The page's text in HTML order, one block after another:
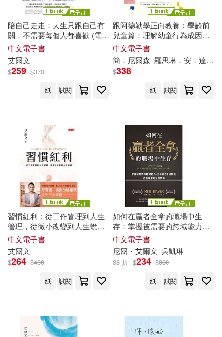
陪自己走走：人生只跟自己有
關，不需要每個人都喜歡 (電子
書)
中文電子書
艾爾文
$259 $370
紙
試閱
跟阿德勒學正向教養：學齡前
兒童篇：理解幼童行為成因，
幫助孩子適性發展、培養生活
技能 (電子書)
中文電子書
簡．尼爾森 羅思琳．安．達菲
$338
紙 試閱
習慣紅利：從工作管理到人生
管理，從微小改變到人生蛻變
(電子書)
中文電子書
艾爾文
$264 $400
紙
試閱
如何在贏者全拿的職場中生
存：掌握被需要的跨域能力、
分析自己最適職能、打造專屬
的生涯策略 (電子書)
中文電子書
尼爾・ 艾爾文 吳凱琳
88 折 $234 $380
紙
試閱